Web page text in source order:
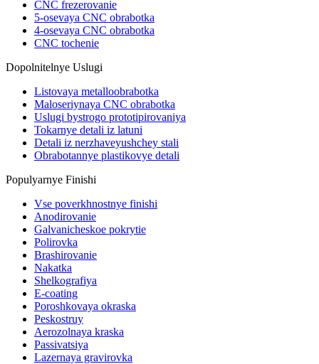
CNC frezerovanie
5-osevaya CNC obrabotka
4-osevaya CNC obrabotka
CNC tochenie
Dopolnitelnye Uslugi
Listovaya metalloobrabotka
Maloseriynaya CNC obrabotka
Uslugi bystrogo prototipirovaniya
Tokarnye detali iz latuni
Detali iz nerzhaveyushchey stali
Obrabotannye plastikovye detali
Populyarnye Finishi
Vse poverkhnostnye finishi
Anodirovanie
Galvanicheskoe pokrytie
Polirovka
Brashirovanie
Nakatka
Shelkografiya
E-coating
Poroshkovaya okraska
Peskostruy
Aerozolnaya kraska
Passivatsiya
Lazernaya gravirovka